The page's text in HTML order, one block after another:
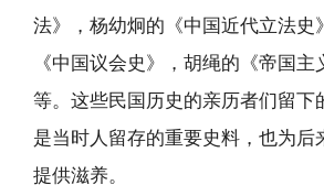
法》，杨幼炯的《中国近代立法史
《中国议会史》，胡绳的《帝国主
等。这些民国历史的亲历者们留下
是当时人留存的重要史料，也为后
提供滋养。